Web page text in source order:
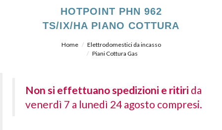
HOTPOINT PHN 962
TS/IX/HA PIANO COTTURA
Home
Elettrodomestici da incasso
Piani Cottura Gas
Non si effettuano spedizioni e ritiri da
venerdì 7 a lunedì 24 agosto compresi.